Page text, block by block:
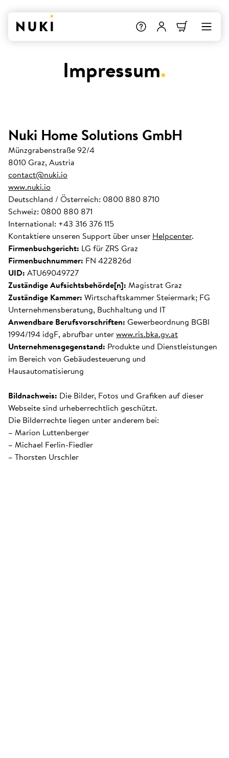
Impressum.
Nuki Home Solutions GmbH
Münzgrabenstraße 92/4
8010 Graz, Austria
contact@nuki.io
www.nuki.io
Deutschland / Österreich: 0800 880 8710
Schweiz: 0800 880 871
International: +43 316 376 115
Kontaktiere unseren Support über unser Helpcenter.
Firmenbuchgericht: LG für ZRS Graz
Firmenbuchnummer: FN 422826d
UID: ATU69049727
Zuständige Aufsichtsbehörde[n]: Magistrat Graz
Zuständige Kammer: Wirtschaftskammer Steiermark; FG
Unternehmensberatung, Buchhaltung und IT
Anwendbare Berufsvorschriften: Gewerbeordnung BGBl
1994/194 idgF, abrufbar unterwww.ris.bka.gv.at
Unternehmensgegenstand: Produkte und Dienstleistungen
im Bereich von Gebäudesteuerung und
Hausautomatisierung
Bildnachweis: Die Bilder, Fotos und Grafiken auf dieser
Webseite sind urheberrechtlich geschützt.
Die Bilderrechte liegen unter anderem bei:
– Marion Luttenberger
– Michael Ferlin-Fiedler
– Thorsten Urschler